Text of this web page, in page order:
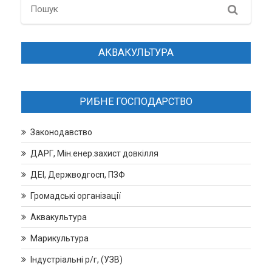
Search
АКВАКУЛЬТУРА
РИБНЕ ГОСПОДАРСТВО
Законодавство
ДАРГ, Мін.енер.захист довкілля
ДЕІ, Держводгосп, ПЗФ
Громадські організації
Аквакультура
Марикультура
Індустріальні р/г, (УЗВ)